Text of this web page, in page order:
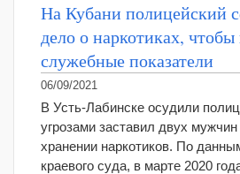
На Кубани полицейский
дело о наркотиках,
служебные показатели
06/09/2021
В Усть-Лабинске осудили
угрозами заставил двух мужчин
хранении наркотиков. По
краевого суда, в марте 2020